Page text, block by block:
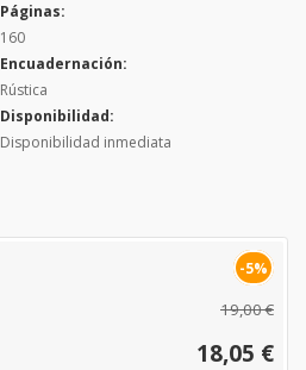
Páginas:
160
Encuadernación:
Rústica
Disponibilidad:
Disponibilidad inmediata
-5%
19,00 €
18,05 €